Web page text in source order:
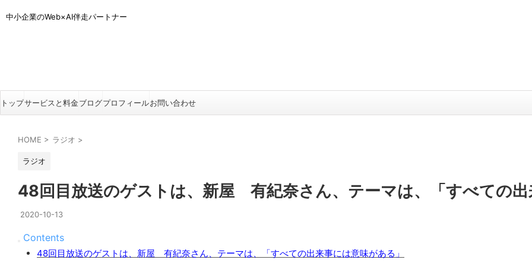
中小企業のWeb×AI伴走パートナー
トップサービスと料金ブログプロフィールお問い合わせ
HOME > ラジオ >
ラジオ
48回目放送のゲストは、新屋 有紀奈さん、テーマは、「すべての
2020-10-13
Contents
48回目放送のゲストは、新屋 有紀奈さん、テーマは、「すべての出来事には意味がある」